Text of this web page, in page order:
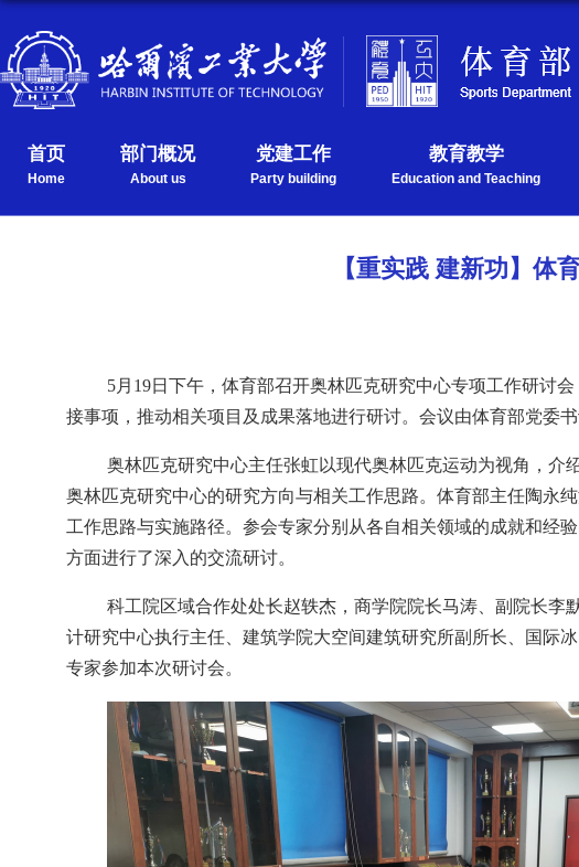
首页
Home
部门概况
About us
党建工作
Party building
教育教学
Education and Teaching
【重实践 建新功】体
5月 19日 下午 ， 体育部召开奥林匹克研究中心专项工作研讨会
接事项 ， 推动相关项目及成果落地进行研讨。 会议由体育部党委书
奥林匹克研究中心主任张虹 以现代奥林匹克运动为视角， 介
奥林匹克研究中心的研究方向与相关工作思路。 体育部主任陶永
工作思路与实施路径。 参会专家分别从各自相关领域的成就和经
方面进行了深入的交流研讨。
科工院区域合作处处长赵轶杰 ， 商学院院长马涛 副院长李
计研究中心执行主任
建筑学院大空间建筑研究所副所长 国际
专家参加本次研讨会。